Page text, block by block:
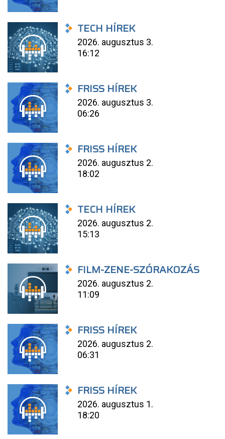
TECH HÍREK
2026. augusztus 3.
16:12
FRISS HÍREK
2026. augusztus 3.
06:26
FRISS HÍREK
2026. augusztus 2.
18:02
TECH HÍREK
2026. augusztus 2.
15:13
FILM-ZENE-SZÓRAKOZÁS
2026. augusztus 2.
11:09
FRISS HÍREK
2026. augusztus 2.
06:31
FRISS HÍREK
2026. augusztus 1.
18:20